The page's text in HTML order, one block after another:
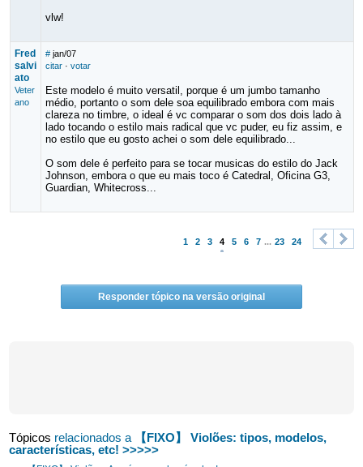
vlw!
Fred
salvi
ato
Veter
ano
# jan/07
citar· votar
Este modelo é muito versatil, porque é um jumbo tamanho
médio, portanto o som dele soa equilibrado embora com mais
clareza no timbre, o ideal é vc comparar o som dos dois lado à
lado tocando o estilo mais radical que vc puder, eu fiz assim, e
no estilo que eu gosto achei o som dele equilibrado...
O som dele é perfeito para se tocar musicas do estilo do Jack
Johnson, embora o que eu mais toco é Catedral, Oficina G3,
Guardian, Whitecross...
1 2 3 4 5 6 7 ... 23 24
< >
Responder tópico na versão original
Tópicos relacionados a
【FIXO】 Violões: tipos, modelos,
características, etc! >>>>>